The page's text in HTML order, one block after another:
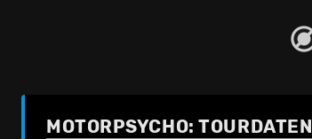
MOTORPSYCHO: TOURDATEN